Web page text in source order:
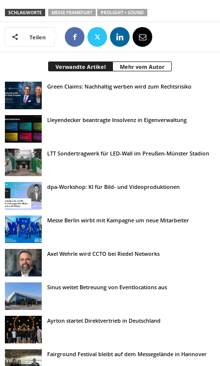
SCHLAGWORTE MESSE FRANKFURT PROLIGHT + SOUND
Teilen
Verwandte Artikel Mehr vom Autor
Green Claims: Nachhaltig werben wird zum Rechtsrisiko
Lleyendecker beantragte Insolvenz in Eigenverwaltung
LTT Sondertragwerk für LED-Wall im Preußen-Münster Stadion
dpa-Workshop: KI für Bild- und Videoproduktionen
Messe Berlin wirbt mit Kampagne um neue Mitarbeiter
Axel Wehrle wird CCTO bei Riedel Networks
Sinus weitet Betreuung von Eventlocations aus
Ayrton startet Direktvertrieb in Deutschland
Fairground Festival bleibt auf dem Messegelände in Hannover